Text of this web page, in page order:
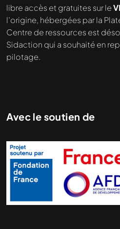
demandé....
libre accès et gratuites sur le
l’origine, hébergées par la
Centre de ressources est
Sidaction qui a souhaité en
pilotage.
Avec le soutien de